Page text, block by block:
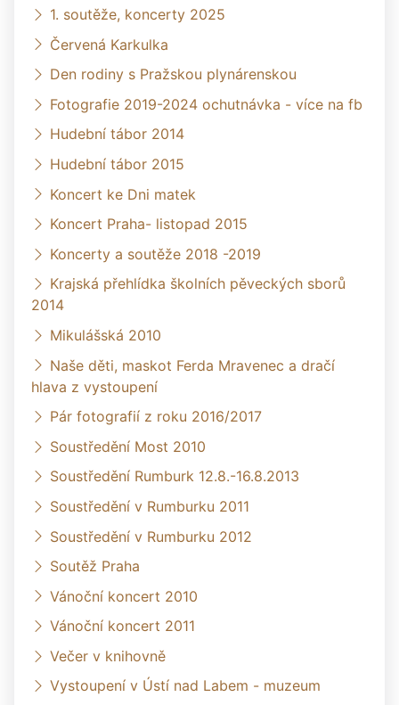
1. soutěže, koncerty 2025
Červená Karkulka
Den rodiny s Pražskou plynárenskou
Fotografie 2019-2024 ochutnávka - více na fb
Hudební tábor 2014
Hudební tábor 2015
Koncert ke Dni matek
Koncert Praha- listopad 2015
Koncerty a soutěže 2018 -2019
Krajská přehlídka školních pěveckých sborů
2014
Mikulášská 2010
Naše děti, maskot Ferda Mravenec a dračí
hlava z vystoupení
Pár fotografií z roku 2016/2017
Soustředění Most 2010
Soustředění Rumburk 12.8.-16.8.2013
Soustředění v Rumburku 2011
Soustředění v Rumburku 2012
Soutěž Praha
Vánoční koncert 2010
Vánoční koncert 2011
Večer v knihovně
Vystoupení v Ústí nad Labem - muzeum